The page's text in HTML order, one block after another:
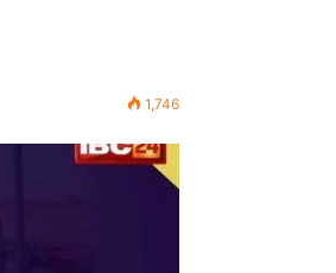
1,746